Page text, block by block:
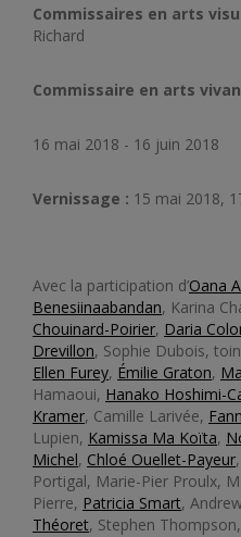
Commissaires en arts
Richard
Commissaire en arts
16 mai 2018 - 16 juin 2018
Vernissage : 15 mai 2018,
Avec la participation d’Oana
Benesiinaabandan, Karina
Chouinard-Poirier, Daria
Drevillon, Sophie Dubois,
Ellen Furey, Émilie Graton,
Hamaoui, Hanako Hoshimi-
Kramer, Camille Larivée,
Lupien, Kamissa Ma Koïta,
Michel, Chloé Ouellet-Payeur,
Portigal, Marie-Pier Proulx,
Pierre, Patricia Smart,
Théoret, Stephen Thompson,